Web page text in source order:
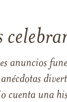
anuncios
una